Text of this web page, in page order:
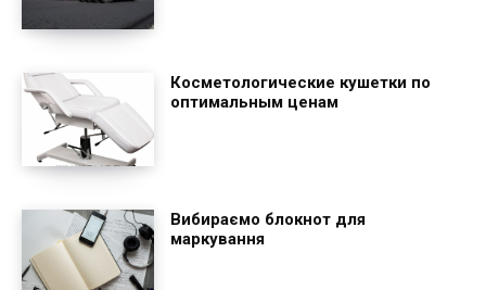
Косметологические кушетки по
оптимальным ценам
Вибираємо блокнот для
маркування